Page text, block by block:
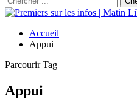
Accueil
Appui
Parcourir Tag
Appui